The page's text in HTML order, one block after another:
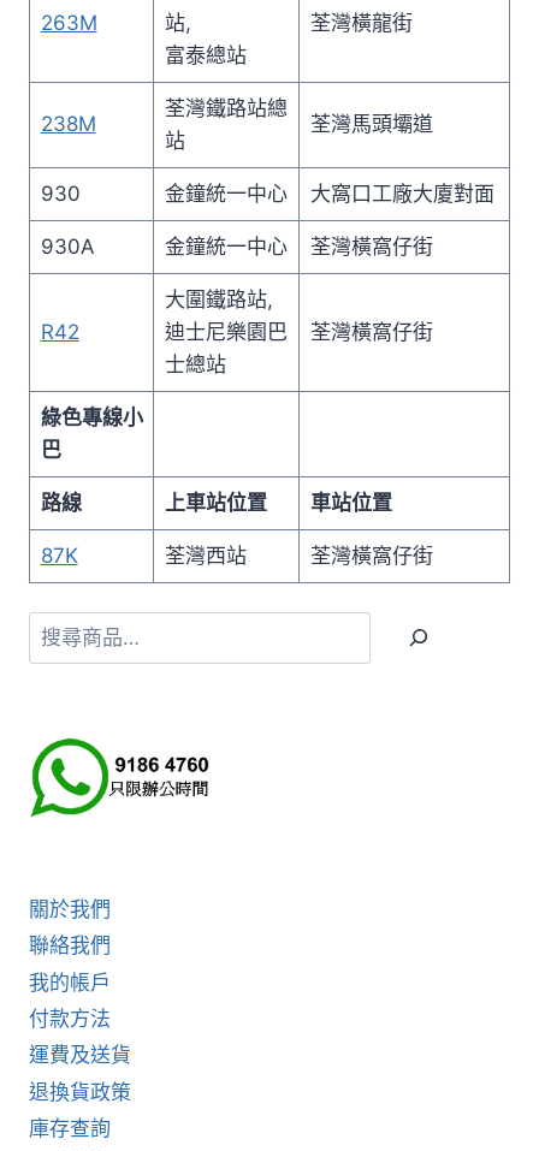
263M
站,
富泰總站
荃灣橫龍街
238M
荃灣鐵路站總
站
荃灣馬頭壩道
930 金鐘統一中心 大窩口工廠大廈對面
930A 金鐘統一中心 荃灣橫窩仔街
R42
大圍鐵路站,
迪士尼樂園巴
士總站
荃灣橫窩仔街
綠色專線小
巴
路線 上車站位置 車站位置
87K 荃灣西站 荃灣橫窩仔街
搜
尋
關於我們
聯絡我們
我的帳戶
付款方法
運費及送貨
退換貨政策
庫存查詢